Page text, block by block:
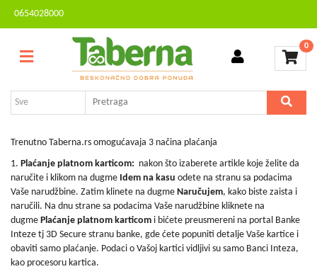
0654028000
0
Sve
bašta
za
TV,
audio,
video,
foto
Voćarstvo
Kontakt
Brendovi
AKCIJA
Trenutno Taberna.rs omogućavaja 3 načina plaćanja
1. Plaćanje platnom karticom: nakon što izaberete artikle koje želite da
naručite i klikom na dugme Idem na kasu odete na stranu sa podacima
Vaše narudžbine. Zatim klinete na dugme Naručujem, kako biste zaista i
naručili. Na dnu strane sa podacima Vaše narudžbine kliknete na
dugme Plaćanje platnom karticom i bićete preusmereni na portal Banke
Inteze tj 3D Secure stranu banke, gde ćete popuniti detalje Vaše kartice i
obaviti samo plaćanje. Podaci o Vašoj kartici vidljivi su samo Banci Inteza,
kao procesoru kartica.